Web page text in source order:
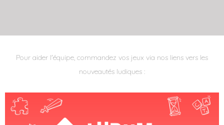
Pour aider l'équipe, commandez vos jeux via nos liens vers les
nouveautés ludiques :